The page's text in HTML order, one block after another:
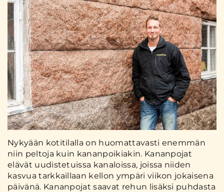
Nykyään kotitilalla on huomattavasti enemmän
niin peltoja kuin kananpoikiakin. Kananpojat
elävät uudistetuissa kanaloissa, joissa niiden
kasvua tarkkaillaan kellon ympäri viikon jokaisena
päivänä. Kananpojat saavat rehun lisäksi puhdasta